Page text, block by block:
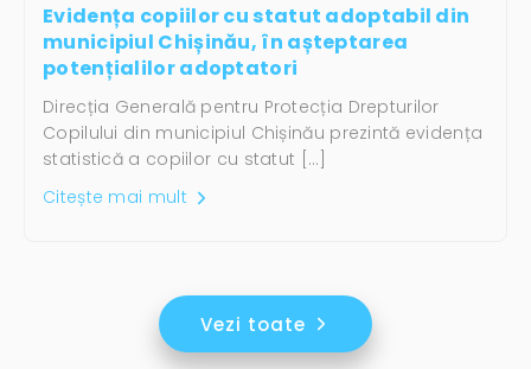
Evidența copiilor cu statut adoptabil din
municipiul Chișinău, în așteptarea
potențialilor adoptatori
Direcția Generală pentru Protecția Drepturilor
Copilului din municipiul Chișinău prezintă evidența
statistică a copiilor cu statut […]
Citește mai mult
Vezi toate